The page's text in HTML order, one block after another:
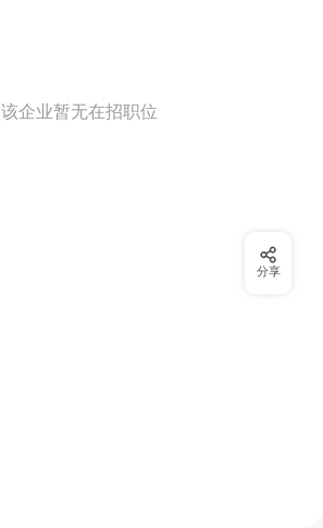
该企业暂无在招职位
分享